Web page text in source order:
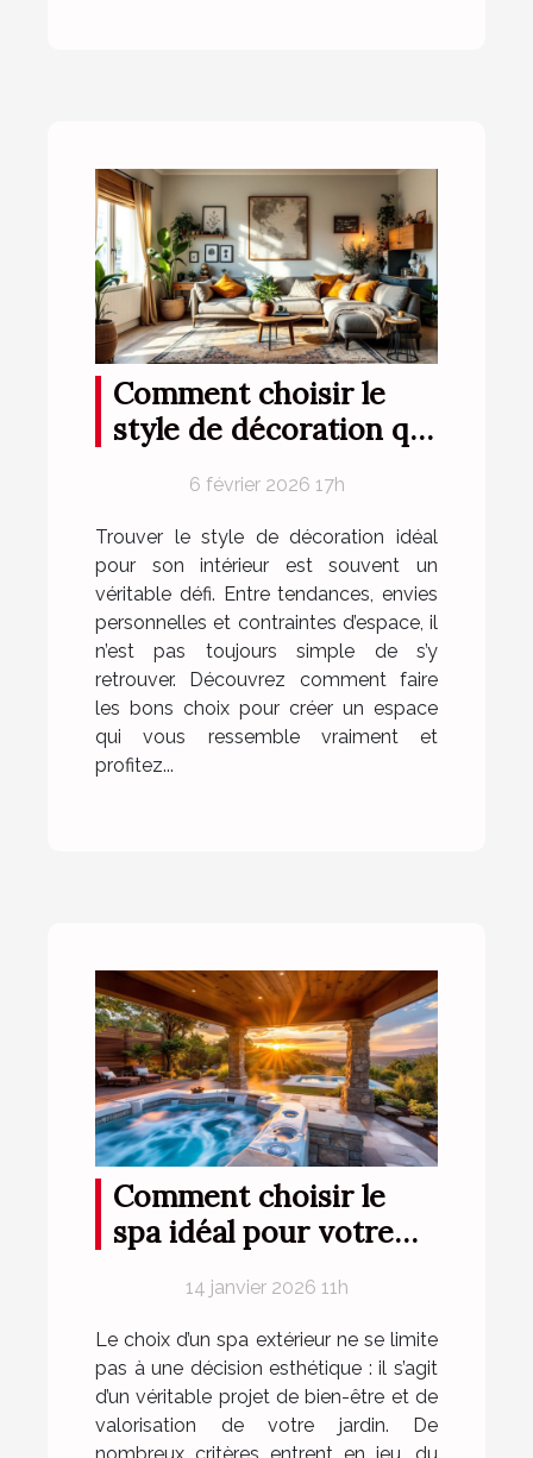
Comment choisir le
style de décoration qui
6 février 2026 17h
Trouver le style de décoration idéal
pour son intérieur est souvent un
véritable défi. Entre tendances, envies
personnelles et contraintes d’espace, il
n’est pas toujours simple de s’y
retrouver. Découvrez comment faire
les bons choix pour créer un espace
qui vous ressemble vraiment et
profitez...
Comment choisir le
spa idéal pour votre
14 janvier 2026 11h
Le choix d’un spa extérieur ne se limite
pas à une décision esthétique : il s’agit
d’un véritable projet de bien-être et de
valorisation de votre jardin. De